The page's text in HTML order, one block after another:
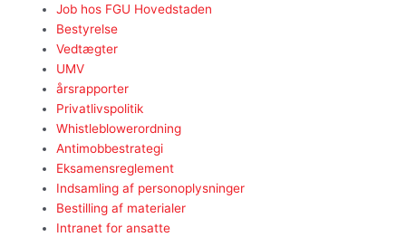
Job hos FGU Hovedstaden
Bestyrelse
Vedtægter
UMV
årsrapporter
Privatlivspolitik
Whistleblowerordning
Antimobbestrategi
Eksamensreglement
Indsamling af personoplysninger
Bestilling af materialer
Intranet for ansatte